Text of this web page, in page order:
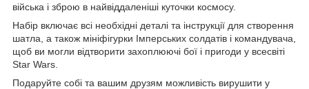
війська і зброю в найвіддаленіші куточки космосу.
Набір включає всі необхідні деталі та інструкції для створення
шатла, а також мініфігурки Імперських солдатів і командувача,
щоб ви могли відтворити захоплюючі бої і пригоди у всесвіті
Star Wars.
Подаруйте собі та вашим друзям можливість вирушити у